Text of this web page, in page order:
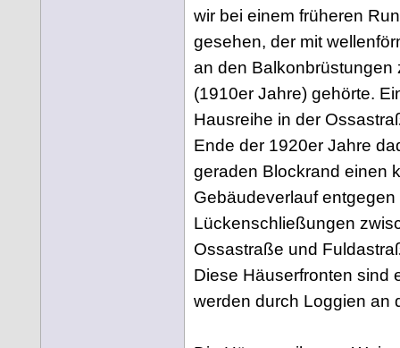
wir bei einem früheren
gesehen, der mit
an den Balkonbrüstungen
(1910er Jahre) gehörte.
Hausreihe in der
Ende der 1920er Jahre
geraden Blockrand einen
Gebäudeverlauf
Lückenschließungen
Ossastraße und
Diese Häuserfronten sind
werden durch Loggien an